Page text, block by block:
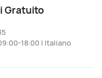
Gratuito
18:00 | Italiano